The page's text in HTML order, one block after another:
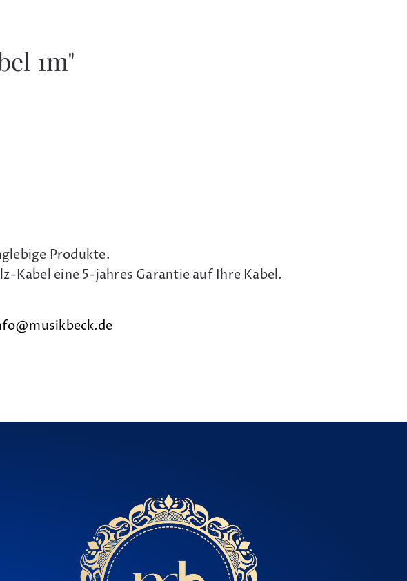
1m"
Produkte.
Kabel eine 5-jahres Garantie auf Ihre Kabel.